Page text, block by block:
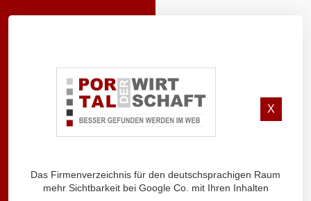
X
Das Firmenverzeichnis für den deutschsprachigen Raum
mehr Sichtbarkeit bei Google Co. mit Ihren Inhalten